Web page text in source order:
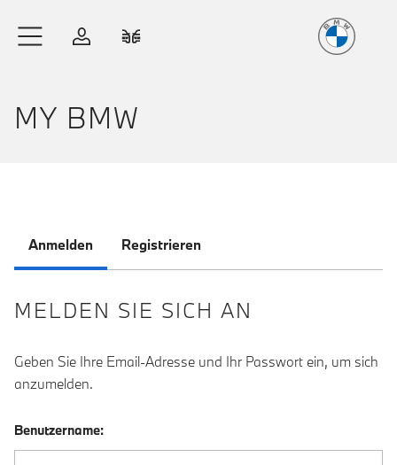
Anmelden
MY BMW
Anmelden Registrieren
MELDEN SIE SICH AN
Geben Sie Ihre Email-Adresse und Ihr Passwort ein, um sich
anzumelden.
Benutzername: